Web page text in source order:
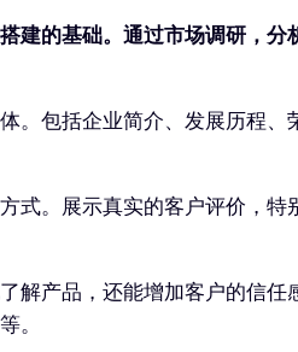
建的基础。通过市场调研，
。包括企业简介、发展历程
式。展示真实的客户评价，
解产品，还能增加客户的信
。